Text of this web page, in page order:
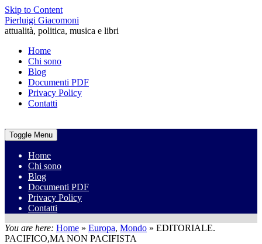
Skip to Content
Pierluigi Giacomoni
attualità, politica, musica e libri
Home
Chi sono
Blog
Documenti PDF
Privacy Policy
Contatti
Toggle Menu
Home
Chi sono
Blog
Documenti PDF
Privacy Policy
Contatti
You are here: Home » Europa, Mondo » EDITORIALE.
PACIFICO,MA NON PACIFISTA